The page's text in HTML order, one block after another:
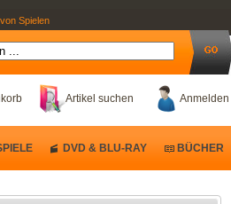
Spielen
Anmelden
Artikel suchen
DVD & BLU-RAY BÜCHER